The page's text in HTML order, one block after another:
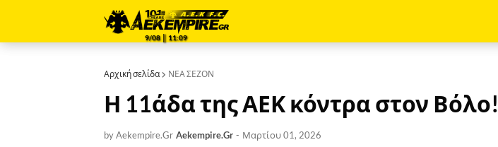
9/08 ║ 11:09
Αρχική σελίδα ΝΕΑ ΣΕΖΟΝ
Η 11άδα της ΑΕΚ κόντρα στον Βόλο!
by Aekempire.Gr Aekempire.Gr - Μαρτίου 01, 2026